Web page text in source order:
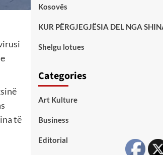
të
Kosovës
KUR PËRGJEGJËSIA DEL NGA
Shelgu lotues
Categories
Art Kulture
Business
Editorial